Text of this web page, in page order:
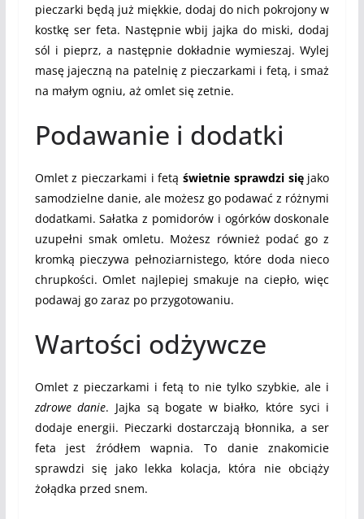
pieczarki będą już miękkie, dodaj do nich pokrojony w
kostkę ser feta. Następnie wbij jajka do miski, dodaj
sól i pieprz, a następnie dokładnie wymieszaj. Wylej
masę jajeczną na patelnię z pieczarkami i fetą, i smaż
na małym ogniu, aż omlet się zetnie.
Podawanie i dodatki
Omlet z pieczarkami i fetąświetnie sprawdzi sięjako
samodzielne danie, ale możesz go podawać z różnymi
dodatkami. Sałatka z pomidorów i ogórków doskonale
uzupełni smak omletu. Możesz również podać go z
kromką pieczywa pełnoziarnistego, które doda nieco
chrupkości. Omlet najlepiej smakuje na ciepło, więc
podawaj go zaraz po przygotowaniu.
Wartości odżywcze
Omlet z pieczarkami i fetą to nie tylko szybkie, ale i
zdrowe danie. Jajka są bogate w białko, które syci i
dodaje energii. Pieczarki dostarczają błonnika, a ser
feta jest źródłem wapnia. To danie znakomicie
sprawdzi się jako lekka kolacja, która nie obciąży
żołądka przed snem.